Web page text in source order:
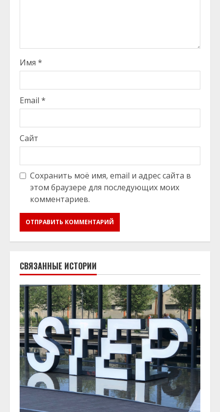
Имя *
Email *
Сайт
Сохранить моё имя, email и адрес сайта в
этом браузере для последующих моих
комментариев.
СВЯЗАННЫЕ ИСТОРИИ